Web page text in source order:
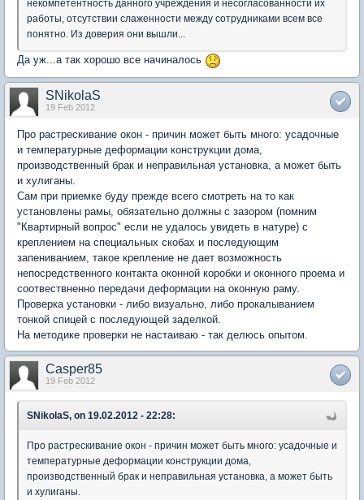
некомпетентность данного учреждения и несогласованности их
работы, отсутствии слаженности между сотрудниками всем все
понятно. Из доверия они вышли...
Да уж...а так хорошо все начиналось
SNikolaS
19 Feb 2012
Про растрескивание окон - причин может быть много: усадочные
и температурные деформации конструкции дома,
производственный брак и неправильная установка, а может быть
и хулиганы.
Сам при приемке буду прежде всего смотреть на то как
установлены рамы, обязательно должны с зазором (помним
"Квартирный вопрос" если не удалось увидеть в натуре) с
креплением на специальных скобах и последующим
запениванием, такое крепление не дает возможность
непосредственного контакта оконной коробки и оконного проема и
соотвествненно передачи деформации на оконную раму.
Проверка установки - либо визуально, либо прокалыванием
тонкой спицей с последующей заделкой.
На методике проверки не настаиваю - так делюсь опытом.
Casper85
19 Feb 2012
SNikolaS, on 19.02.2012 - 22:28:
Про растрескивание окон - причин может быть много: усадочные и
температурные деформации конструкции дома,
производственный брак и неправильная установка, а может быть
и хулиганы.